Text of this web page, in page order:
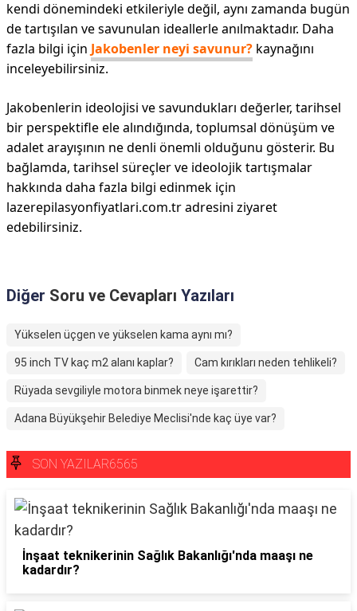
kendi dönemindeki etkileriyle değil, aynı zamanda bugün
de tartışılan ve savunulan ideallerle anılmaktadır. Daha
fazla bilgi için Jakobenler neyi savunur? kaynağını
inceleyebilirsiniz.
Jakobenlerin ideolojisi ve savundukları değerler, tarihsel
bir perspektifle ele alındığında, toplumsal dönüşüm ve
adalet arayışının ne denli önemli olduğunu gösterir. Bu
bağlamda, tarihsel süreçler ve ideolojik tartışmalar
hakkında daha fazla bilgi edinmek için
lazerepilasyonfiyatlari.com.tr adresini ziyaret
edebilirsiniz.
Diğer Soru ve Cevapları Yazıları
Yükselen üçgen ve yükselen kama aynı mı?
95 inch TV kaç m2 alanı kaplar? Cam kırıkları neden tehlikeli?
Rüyada sevgiliyle motora binmek neye işarettir?
Adana Büyükşehir Belediye Meclisi'nde kaç üye var?
SON YAZILAR6565
İnşaat teknikerinin Sağlık Bakanlığı'nda maaşı ne
kadardır?